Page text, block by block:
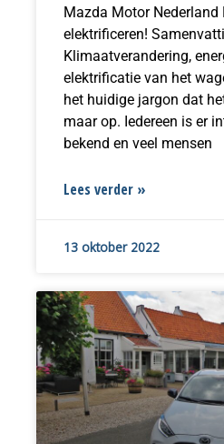
Mazda Motor Nederland
elektrificeren!
Klimaatverandering,
elektrificatie van het
het huidige jargon dat
maar op. Iedereen is er
bekend en veel mensen
Lees verder »
13 oktober 2022